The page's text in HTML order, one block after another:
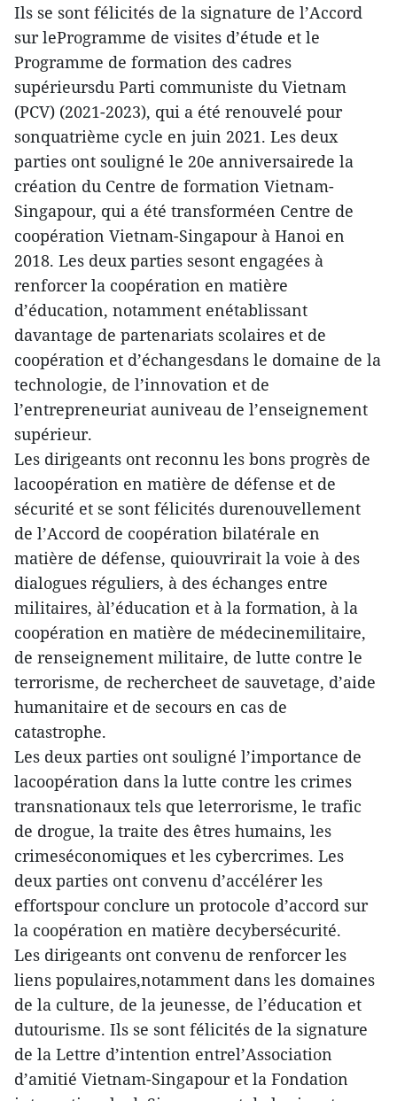
Ils se sont félicités de la signature de l’Accord
sur leProgramme de visites d’étude et le
Programme de formation des cadres
supérieursdu Parti communiste du Vietnam
(PCV) (2021-2023), qui a été renouvelé pour
sonquatrième cycle en juin 2021. Les deux
parties ont souligné le 20e anniversairede la
création du Centre de formation Vietnam-
Singapour, qui a été transforméen Centre de
coopération Vietnam-Singapour à Hanoi en
2018. Les deux parties sesont engagées à
renforcer la coopération en matière
d’éducation, notamment enétablissant
davantage de partenariats scolaires et de
coopération et d’échangesdans le domaine de la
technologie, de l’innovation et de
l’entrepreneuriat auniveau de l’enseignement
supérieur.
Les dirigeants ont reconnu les bons progrès de
lacoopération en matière de défense et de
sécurité et se sont félicités durenouvellement
de l’Accord de coopération bilatérale en
matière de défense, quiouvrirait la voie à des
dialogues réguliers, à des échanges entre
militaires, àl’éducation et à la formation, à la
coopération en matière de médecinemilitaire,
de renseignement militaire, de lutte contre le
terrorisme, de rechercheet de sauvetage, d’aide
humanitaire et de secours en cas de
catastrophe.
Les deux parties ont souligné l’importance de
lacoopération dans la lutte contre les crimes
transnationaux tels que leterrorisme, le trafic
de drogue, la traite des êtres humains, les
crimeséconomiques et les cybercrimes. Les
deux parties ont convenu d’accélérer les
effortspour conclure un protocole d’accord sur
la coopération en matière decybersécurité.
Les dirigeants ont convenu de renforcer les
liens populaires,notamment dans les domaines
de la culture, de la jeunesse, de l’éducation et
dutourisme. Ils se sont félicités de la signature
de la Lettre d’intention entrel’Association
d’amitié Vietnam-Singapour et la Fondation